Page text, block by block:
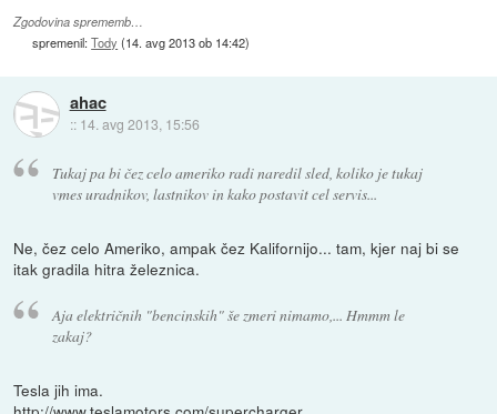
Zgodovina sprememb…
spremenil:Tody (14. avg 2013 ob 14:42)
ahac
:: 14. avg 2013, 15:56
Tukaj pa bi čez celo ameriko radi naredil sled, koliko je tukaj
vmes uradnikov, lastnikov in kako postavit cel servis...
Ne, čez celo Ameriko, ampak čez Kalifornijo... tam, kjer naj bi se
itak gradila hitra železnica.
Aja električnih "bencinskih" še zmeri nimamo,... Hmmm le
zakaj?
Tesla jih ima.